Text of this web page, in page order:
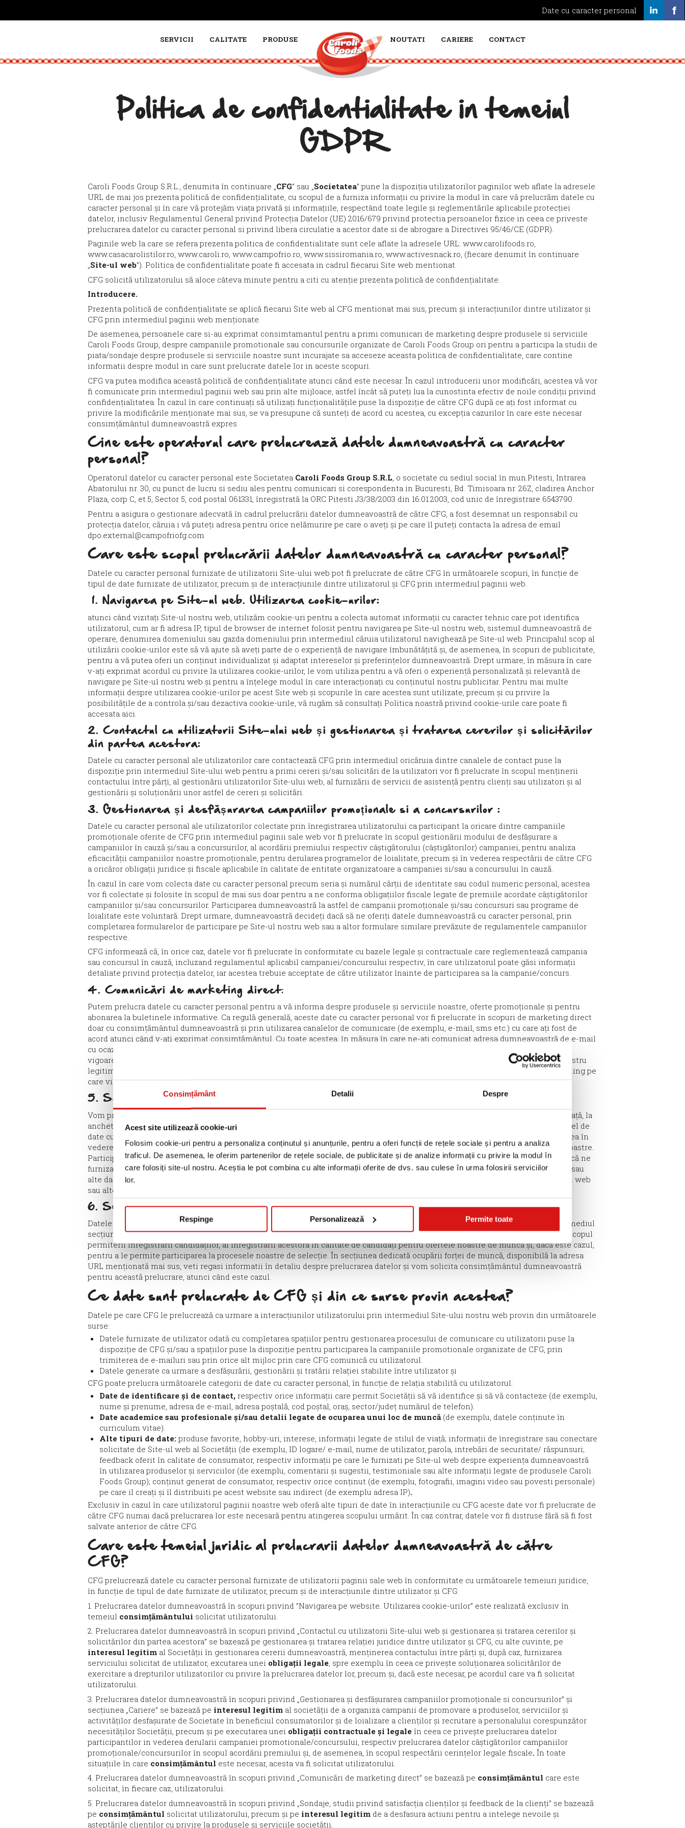
Consimțământ Detalii Despre
Acest site utilizează cookie-uri
Folosim cookie-uri pentru a personaliza conținutul și anunțurile, pentru a oferi funcții de rețele sociale și pentru a analiza
traficul. De asemenea, le oferim partenerilor de rețele sociale, de publicitate și de analize informații cu privire la modul în
care folosiți site-ul nostru. Aceștia le pot combina cu alte informații oferite de dvs. sau culese în urma folosirii serviciilor
lor.
Respinge Personalizează Permite toate
Date cu caracter personal
SERVICII CALITATE PRODUSE NOUTATI CARIERE CONTACT
Politica de confidentialitate in temeiul
GDPR
Caroli Foods Group S.R.L., denumita în continuare „ CFG” sau „ Societatea” pune la dispoziția utilizatorilor paginilor web aflate la adresele
URL de mai jos prezenta politică de confidențialitate, cu scopul de a furniza informații cu privire la modul în care vă prelucrăm datele cu
caracter personal și în care vă protejăm viața privată și informațiile, respectând toate legile și reglementările aplicabile protecției
datelor, inclusiv Regulamentul General privind Protecția Datelor (UE) 2016/679 privind protectia persoanelor fizice in ceea ce priveste
prelucrarea datelor cu caracter personal si privind libera circulatie a acestor date si de abrogare a Directivei 95/46/CE (GDPR).
Paginile web la care se refera prezenta politica de confidentialitate sunt cele aflate la adresele URL: www.carolifoods.ro,
www.casacarolistilor.ro, www.caroli.ro, www.campofrio.ro, www.sissiromania.ro, www.activesnack.ro, (fiecare denumit în continuare
„Site-ul web”). Politica de confidentialitate poate fi accesata in cadrul fiecarui Site web mentionat.
CFG solicită utilizatorului să aloce câteva minute pentru a citi cu atenție prezenta politică de confidențialitate.
Introducere.
Prezenta politică de confidențialitate se aplică fiecarui Site web al CFG mentionat mai sus, precum și interacțiunilor dintre utilizator și
CFG prin intermediul paginii web menționate.
De asemenea, persoanele care si-au exprimat consimtamantul pentru a primi comunicari de marketing despre produsele si serviciile
Caroli Foods Group, despre campaniile promotionale sau concursurile organizate de Caroli Foods Group ori pentru a participa la studii de
piata/sondaje despre produsele si serviciile noastre sunt incurajate sa acceseze aceasta politica de confidentialitate, care contine
informatii despre modul in care sunt prelucrate datele lor in aceste scopuri.
CFG va putea modifica această politică de confidențialitate atunci când este necesar. În cazul introducerii unor modificări, acestea vă vor
fi comunicate prin intermediul paginii web sau prin alte mijloace, astfel încât să puteți lua la cunostinta efectiv de noile condiții privind
confidențialitatea. În cazul în care continuați să utilizați funcționalitățile puse la dispoziție de către CFG după ce ați fost informat cu
privire la modificările menționate mai sus, se va presupune că sunteți de acord cu acestea, cu excepția cazurilor în care este necesar
consimțământul dumneavoastră expres.
Cine este operatorul care prelucrează datele dumneavoastră cu caracter
personal?
Operatorul datelor cu caracter personal este Societatea Caroli Foods Group S.R.L, o societate cu sediul social în mun.Pitesti, Intrarea
Abatorului nr. 30, cu punct de lucru si sediu ales pentru comunicari si corespondenta in Bucuresti, Bd. Timisoara nr. 26Z, cladirea Anchor
Plaza, corp C, et.5, Sector 5, cod postal 061331, înregistrată la ORC Pitesti J3/38/2003 din 16.01.2003, cod unic de înregistrare 6543790.
Pentru a asigura o gestionare adecvată în cadrul prelucrării datelor dumneavoastră de către CFG, a fost desemnat un responsabil cu
protecția datelor, căruia i vă puteți adresa pentru orice nelămurire pe care o aveți și pe care îl puteți contacta la adresa de email
dpo.external@campofriofg.com
Care este scopul prelucrării datelor dumneavoastră cu caracter personal?
Datele cu caracter personal furnizate de utilizatorii Site-ului web pot fi prelucrate de către CFG în următoarele scopuri, în funcție de
tipul de date furnizate de utilizator, precum și de interacțiunile dintre utilizatorul și CFG prin intermediul paginii web.
1. Navigarea pe Site-ul web. Utilizarea cookie-urilor:
atunci când vizitați Site-ul nostru web, utilizăm cookie-uri pentru a colecta automat informații cu caracter tehnic care pot identifica
utilizatorul, cum ar fi adresa IP, tipul de browser de internet folosit pentru navigarea pe Site-ul nostru web, sistemul dumneavoastră de
operare, denumirea domeniului sau gazda domeniului prin intermediul căruia utilizatorul navighează pe Site-ul web. Principalul scop al
utilizării cookie-urilor este să vă ajute să aveți parte de o experiență de navigare îmbunătățită și, de asemenea, în scopuri de publicitate,
pentru a vă putea oferi un conținut individualizat și adaptat intereselor și preferințelor dumneavoastră. Drept urmare, în măsura în care
v-ați exprimat acordul cu privire la utilizarea cookie-urilor, le vom utiliza pentru a vă oferi o experiență personalizată și relevantă de
navigare pe Site-ul nostru web și pentru a înțelege modul în care interacționați cu conținutul nostru publicitar. Pentru mai multe
informații despre utilizarea cookie-urilor pe acest Site web și scopurile în care acestea sunt utilizate, precum și cu privire la
posibilitățile de a controla și/sau dezactiva cookie-urile, vă rugăm să consultați Politica noastră privind cookie-urile care poate fi
accesata aici
2. Contactul cu utilizatorii Site-ului web și gestionarea și tratarea cererilor și solicitărilor
din partea acestora:
Datele cu caracter personal ale utilizatorilor care contactează CFG prin intermediul oricăruia dintre canalele de contact puse la
dispoziție prin intermediul Site-ului web pentru a primi cereri și/sau solicitări de la utilizatori vor fi prelucrate în scopul menținerii
contactului între părți, al gestionării utilizatorilor Site-ului web, al furnizării de servicii de asistență pentru clienți sau utilizatori și al
gestionării și soluționării unor astfel de cereri și solicitări.
3. Gestionarea și desfășurarea campaniilor promoționale si a concursurilor :
Datele cu caracter personal ale utilizatorilor colectate prin înregistrarea utilizatorului ca participant la oricare dintre campaniile
promoționale oferite de CFG prin intermediul paginii sale web vor fi prelucrate în scopul gestionării modului de desfășurare a
campaniilor în cauză și/sau a concursurilor, al acordării premiului respectiv câștigătorului (câștigătorilor) campaniei, pentru analiza
eficacității campaniilor noastre promoționale, pentru derularea programelor de loialitate, precum și în vederea respectării de către CFG
a oricăror obligații juridice și fiscale aplicabile în calitate de entitate organizatoare a campaniei si/sau a concursului în cauză.
În cazul în care vom colecta date cu caracter personal precum seria și numărul cărții de identitate sau codul numeric personal, acestea
vor fi colectate și folosite în scopul de mai sus doar pentru a ne conforma obligațiilor fiscale legate de premiile acordate câștigătorilor
campaniilor și/sau concursurilor. Participarea dumneavoastră la astfel de campanii promoționale și/sau concursuri sau programe de
loialitate este voluntară. Drept urmare, dumneavoastră decideți dacă să ne oferiți datele dumneavoastră cu caracter personal, prin
completarea formularelor de participare pe Site-ul nostru web sau a altor formulare similare prevăzute de regulamentele campaniilor
respective.
CFG informează că, în orice caz, datele vor fi prelucrate în conformitate cu bazele legale și contractuale care reglementează campania
sau concursul în cauză, incluzand regulamentul aplicabil campaniei/concursului respectiv, în care utilizatorul poate găsi informații
detaliate privind protecția datelor, iar acestea trebuie acceptate de către utilizator înainte de participarea sa la campanie/concurs.
4. Comunicări de marketing direct:
Putem prelucra datele cu caracter personal pentru a vă informa despre produsele și serviciile noastre, oferte promoționale și pentru
abonarea la buletinele informative. Ca regulă generală, aceste date cu caracter personal vor fi prelucrate în scopuri de marketing direct
doar cu consimțământul dumneavoastră și prin utilizarea canalelor de comunicare (de exemplu, e-mail, sms etc.) cu care ați fost de
acord atunci când v-ați exprimat consimțământul. Cu toate acestea, în măsura în care ne-ați comunicat adresa dumneavoastră de e-mail
cu ocazia achiziționării unui produs sau serviciu de la noi, putem folosi adresa de e-mail, în conformitate cu prevederile legale în
vigoare care ne permit să vă transmitem comunicări comerciale cu privire la produse sau servicii similare, pe baza interesului nostru
legitim în acest sens; în orice caz, la obținerea adresei de e-mail de la dumneavoastră și ulterior, odată cu fiecare mesaj de marketing pe
care vi-l putem trimite, vă vom oferi posibilitatea de a vă opune acestei utilizări a adresei de e-mail (dezabonare).
5. Sondaje, studii privind satisfacția clienților și feedback de la clienți
Vom prelucra datele dumneavoastră cu caracter personal atunci când decideți să participați la sondajele sau studiile noastre de piață, la
anchetele privind gradul de satisfacție a clientului sau când ne furnizați feedback cu privire la produsele și serviciile noastre. Astfel de
date cu caracter personal vor fi prelucrate în scopul de mai sus doar pe baza consimțământului dumneavoastră, având de asemenea în
vedere și interesul nostru legitim de a ne ajuta să înțelegem nevoile și așteptările clienților cu privire la produsele și serviciile noastre.
Participarea dumneavoastră la astfel de sondaje sau studii de piață este voluntară. În consecință, este alegerea dumneavoastră dacă ne
furnizați sau nu datele cu caracter personal (precum nume și prenume, informații privind preferințele și obiceiurile de cumpărare sau
alte date cu caracter personal pe care vă oferiți să ni le furnizați), prin completarea formularelor de participare de pe Site-ul nostru web
sau alte formulare similare furnizate în cadrul respectivelor sondaje sau studii.
6. Secțiunea ”Cariere”:
Datele personale ale utilizatorilor care doresc să participe la procesele noastre de recrutare de personal sunt colectate prin intermediul
secțiunii „Cariere” puse la dispoziția publicului la adresa URLhttp://carolifoods.ro/ro/cariere/. Datele furnizate vor fi prelucrate în scopul
permiterii înregistrării candidaților, al înregistrării acestora în calitate de candidați pentru ofertele noastre de muncă și, dacă este cazul,
pentru a le permite participarea la procesele noastre de selecție. În secțiunea dedicată ocupării forței de muncă, disponibilă la adresa
URL menționată mai sus, veti regasi informatii în detaliu despre prelucrarea datelor și vom solicita consimțământul dumneavoastră
pentru această prelucrare, atunci când este cazul.
Ce date sunt prelucrate de CFG și din ce surse provin acestea?
Datele pe care CFG le prelucrează ca urmare a interacțiunilor utilizatorului prin intermediul Site-ului nostru web provin din următoarele
surse:
Datele furnizate de utilizator odată cu completarea spațiilor pentru gestionarea procesului de comunicare cu utilizatorii puse la
dispoziție de CFG și/sau a spațiilor puse la dispoziție pentru participarea la campaniile promotionale organizate de CFG, prin
trimiterea de e-mailuri sau prin orice alt mijloc prin care CFG comunică cu utilizatorul.
Datele generate ca urmare a desfășurării, gestionării și tratării relației stabilite între utilizator și
CFG poate prelucra următoarele categorii de date cu caracter personal, în funcție de relația stabilită cu utilizatorul:
Date de identificare și de contact, respectiv orice informații care permit Societății să vă identifice și să vă contacteze (de exemplu,
nume și prenume, adresa de e-mail, adresa poștală, cod poștal, oraș, sector/județ numărul de telefon).
Date academice sau profesionale și/sau detalii legate de ocuparea unui loc de muncă (de exemplu, datele conținute în
curriculum vitae).
Alte tipuri de date: produse favorite, hobby-uri, interese, informații legate de stilul de viață; informații de înregistrare sau conectare
solicitate de Site-ul web al Societății (de exemplu, ID logare/ e-mail, nume de utilizator, parola, intrebări de securitate/ răspunsuri;
feedback oferit în calitate de consumator, respectiv informații pe care le furnizati pe Site-ul web despre experiența dumneavoastră
în utilizarea produselor și serviciilor (de exemplu, comentarii și sugestii, testimoniale sau alte informații legate de produsele Caroli
Foods Group); conținut generat de consumator, respectiv orice conținut (de exemplu, fotografii, imagini video sau povesti personale)
pe care il creați și îl distribuiti pe acest website sau indirect (de exemplu adresa IP).
Exclusiv în cazul în care utilizatorul paginii noastre web oferă alte tipuri de date în interacțiunile cu CFG aceste date vor fi prelucrate de
către CFG numai dacă prelucrarea lor este necesară pentru atingerea scopului urmărit. În caz contrar, datele vor fi distruse fără să fi fost
salvate anterior de către CFG.
Care este temeiul juridic al prelucrarii datelor dumneavoastră de către
CFG?
CFG prelucrează datele cu caracter personal furnizate de utilizatorii paginii sale web în conformitate cu următoarele temeiuri juridice,
în funcție de tipul de date furnizate de utilizator, precum și de interacțiunile dintre utilizator și CFG:
1. Prelucrarea datelor dumneavoastră în scopuri privind ”Navigarea pe website. Utilizarea cookie-urilor” este realizată exclusiv în
temeiul consimțământului solicitat utilizatorului.
2. Prelucrarea datelor dumneavoastră în scopuri privind „Contactul cu utilizatorii Site-ului web și gestionarea și tratarea cererilor și
solicitărilor din partea acestora” se bazează pe gestionarea și tratarea relației juridice dintre utilizator și CFG, cu alte cuvinte, pe
interesul legitim al Societății în gestionarea cererii dumneavoastră, menținerea contactului între părți și, după caz, furnizarea
serviciului solicitat de utilizator, excutarea unei obligații legale, spre exemplu în ceea ce privește soluționarea solicitărilor de
exercitare a drepturilor utilizatorilor cu privire la prelucrarea datelor lor, precum și, dacă este necesar, pe acordul care va fi solicitat
utilizatorului.
3. Prelucrarea datelor dumneavoastră în scopuri privind „Gestionarea și desfășurarea campaniilor promoționale si concursurilor” și
secțiunea „Cariere” se bazează pe interesul legitim al societății de a organiza campanii de promovare a produselor, serviciilor și
activităților desfașurate de Societate în beneficiul consumatorilor și de loializare a clienților și recrutare a personalului corespunzător
necesităților Societății, precum și pe executarea unei obligații contractuale și legale în ceea ce privește prelucrarea datelor
participantilor in vederea derularii campaniei promotionale/concursului, respectiv prelucrarea datelor câștigătorilor campaniilor
promoționale/concursurilor în scopul acordării premiului și, de asemenea, în scopul respectării cerințelor legale fiscale. În toate
situațiile în care consimțământul este necesar, acesta va fi solicitat utilizatorului.
4. Prelucrarea datelor dumneavoastră în scopuri privind „Comunicări de marketing direct” se bazează pe consimțământul care este
solicitat, în fiecare caz, utilizatorului.
5. Prelucrarea datelor dumneavoastră în scopuri privind „Sondaje, studii privind satisfacția clienților și feedback de la clienți” se bazează
pe consimțământul solicitat utilizatorului, precum și pe interesul legitim de a desfasura actiuni pentru a intelege nevoile și
așteptările clienților cu privire la produsele și serviciile societății.